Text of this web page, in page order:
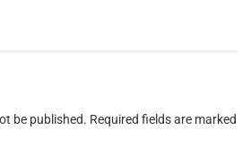
be published. Required fields are marked